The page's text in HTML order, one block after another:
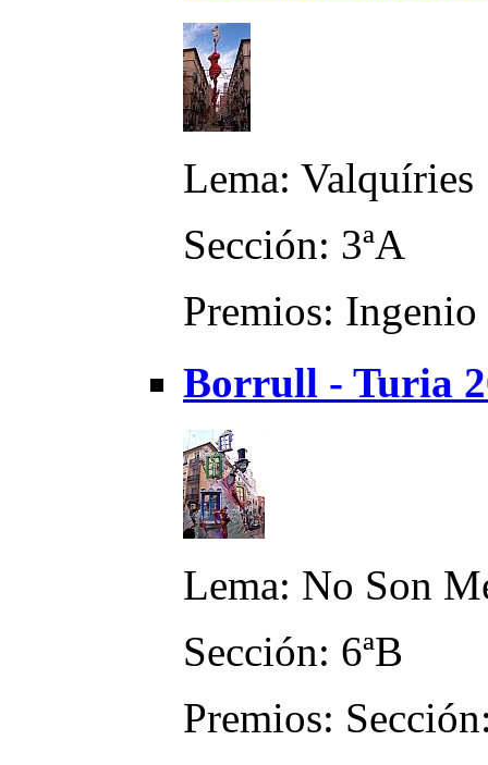
Lema: Valquíries
Sección: 3ªA
Premios: Ingenio
Borrull - Turia
Lema: No Son
Sección: 6ªB
Premios: